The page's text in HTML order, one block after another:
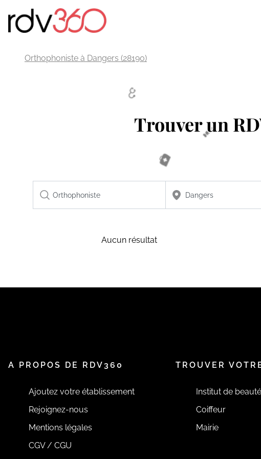
Orthophoniste à Dangers (28190)
Trouver un
Aucun résultat
A PROPOS DE RDV360
Ajoutez votre établissement
Rejoignez-nous
Mentions légales
CGV / CGU
TROUVER
Institut de beauté
Coiffeur
Mairie